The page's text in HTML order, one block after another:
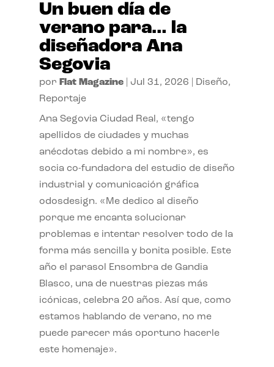
Un buen día de
verano para… la
diseñadora Ana
Segovia
por Flat Magazine| Jul 31, 2026 Diseño,
Reportaje
Ana Segovia Ciudad Real, «tengo
apellidos de ciudades y muchas
anécdotas debido a mi nombre», es
socia co-fundadora del estudio de diseño
industrial y comunicación gráfica
odosdesign. «Me dedico al diseño
porque me encanta solucionar
problemas e intentar resolver todo de la
forma más sencilla y bonita posible. Este
año el parasol Ensombra de Gandia
Blasco, una de nuestras piezas más
icónicas, celebra 20 años. Así que, como
estamos hablando de verano, no me
puede parecer más oportuno hacerle
este homenaje».